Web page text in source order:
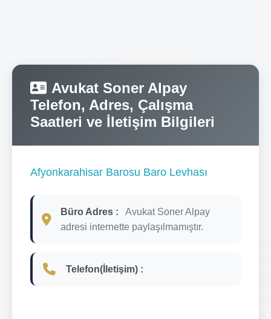
Avukat Soner Alpay
Telefon, Adres, Çalışma
Saatleri ve İletişim Bilgileri
Afyonkarahisar Barosu Baro Levhası
Büro Adres :
Avukat Soner Alpay
adresi internette paylaşılmamıştır.
Telefon(İletişim) :